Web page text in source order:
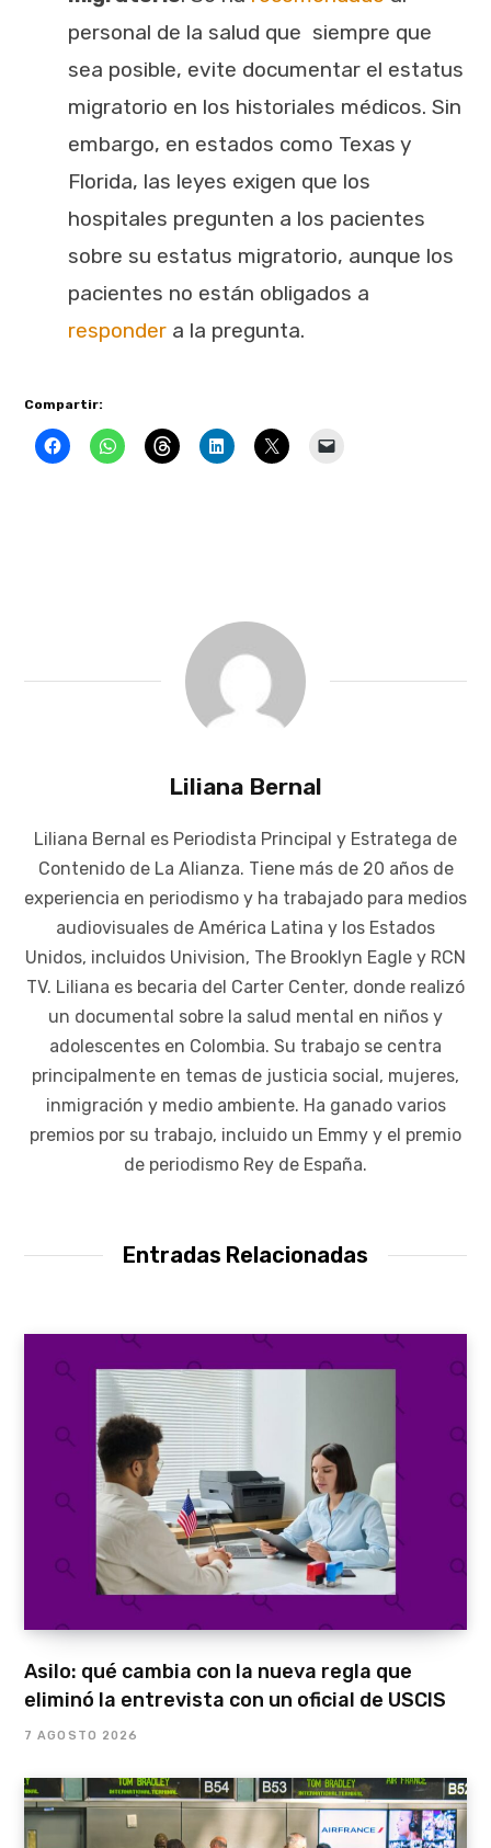
personal de la salud que siempre que
sea posible, evite documentar el estatus
migratorio en los historiales médicos. Sin
embargo, en estados como Texas y
Florida, las leyes exigen que los
hospitales pregunten a los pacientes
sobre su estatus migratorio, aunque los
pacientes no están obligados a
responder a la pregunta.
Compartir:
Liliana Bernal
Liliana Bernal es Periodista Principal y Estratega de
Contenido de La Alianza. Tiene más de 20 años de
experiencia en periodismo y ha trabajado para medios
audiovisuales de América Latina y los Estados
Unidos, incluidos Univision, The Brooklyn Eagle y RCN
TV. Liliana es becaria del Carter Center, donde realizó
un documental sobre la salud mental en niños y
adolescentes en Colombia. Su trabajo se centra
principalmente en temas de justicia social, mujeres,
inmigración y medio ambiente. Ha ganado varios
premios por su trabajo, incluido un Emmy y el premio
de periodismo Rey de España.
Entradas Relacionadas
Asilo: qué cambia con la nueva regla que
eliminó la entrevista con un oficial de USCIS
7 AGOSTO 2026